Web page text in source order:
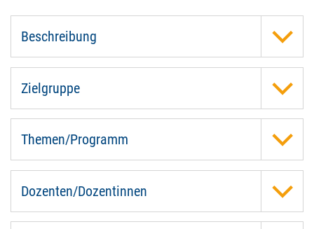
Beschreibung
Zielgruppe
Themen/Programm
Dozenten/Dozentinnen